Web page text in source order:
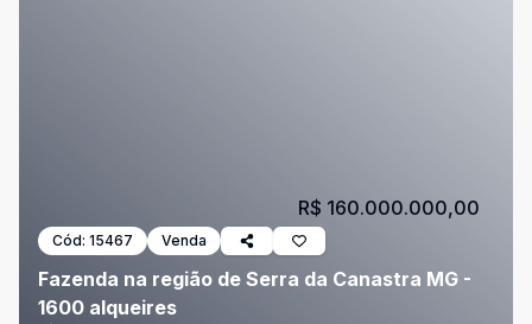
Cód: 15467 Venda
Fazenda na região de Serra da Canastra MG -
1600 alqueires
R$ 160.000.000,00